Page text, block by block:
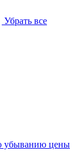
Убрать все
убыванию цены